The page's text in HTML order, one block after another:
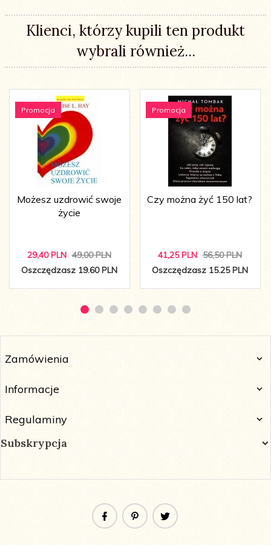
Klienci, którzy kupili ten produkt
wybrali również...
Promocja
Możesz uzdrowić swoje
życie
29,40 PLN 49,00 PLN
Oszczędzasz 19.60 PLN
Promocja
Czy można żyć 150 lat?
41,25 PLN 56,50 PLN
Oszczędzasz 15.25 PLN
Zamówienia
Informacje
Regulaminy
Subskrypcja